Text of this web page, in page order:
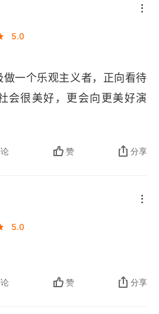
5.0
一个乐观主义者，正向看待
会很美好，更会向更美好演
赞 分享
5.0
赞 分享